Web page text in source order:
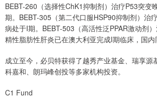
BEBT-260（选择性ChK1抑制剂）治疗P53突变
期。BEBT-305（第二代口服HSP90抑制剂）治
病处于I期。BEBT-503（高活性泛PPAR激动剂
精性脂肪性肝炎已在澳大利亚完成I期临床，国内
成立至今，必贝特获得了越秀产业基金、瑞享源
科嘉和、朗玛峰创投等多家机构投资。
C1 Fund